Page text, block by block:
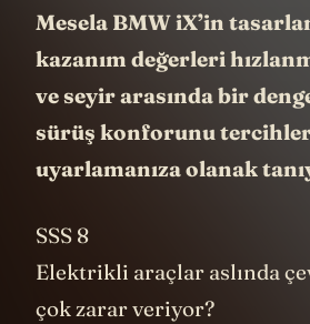
Mesela BMW iX’in
kazanım değerleri
ve seyir arasında bir
sürüş konforunu
uyarlamanıza olanak
SSS 8
Elektrikli araçlar aslında
çok zarar veriyor?